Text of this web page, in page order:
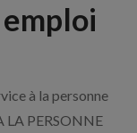
à la personne
LA PERSONNE